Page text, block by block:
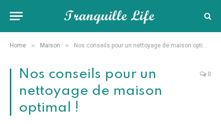
Home » Maison » Nos conseils pour un nettoyage de maison optimal !
Nos conseils pour un
nettoyage de maison
optimal !
0